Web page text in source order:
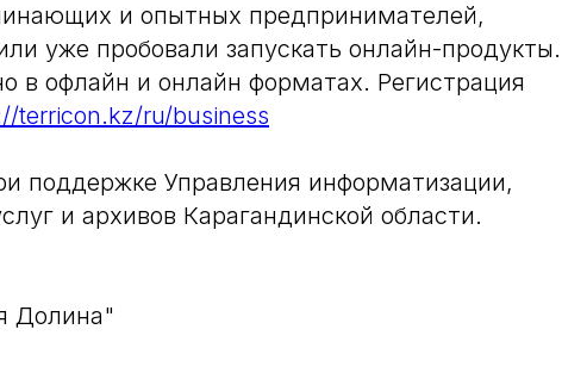
и опытных предпринимателей,
уже пробовали запускать онлайн-продукты.
в офлайн и онлайн форматах. Регистрация
terricon.kz/ru/business
поддержке Управления информатизации,
и архивов Карагандинской области.
Долина"